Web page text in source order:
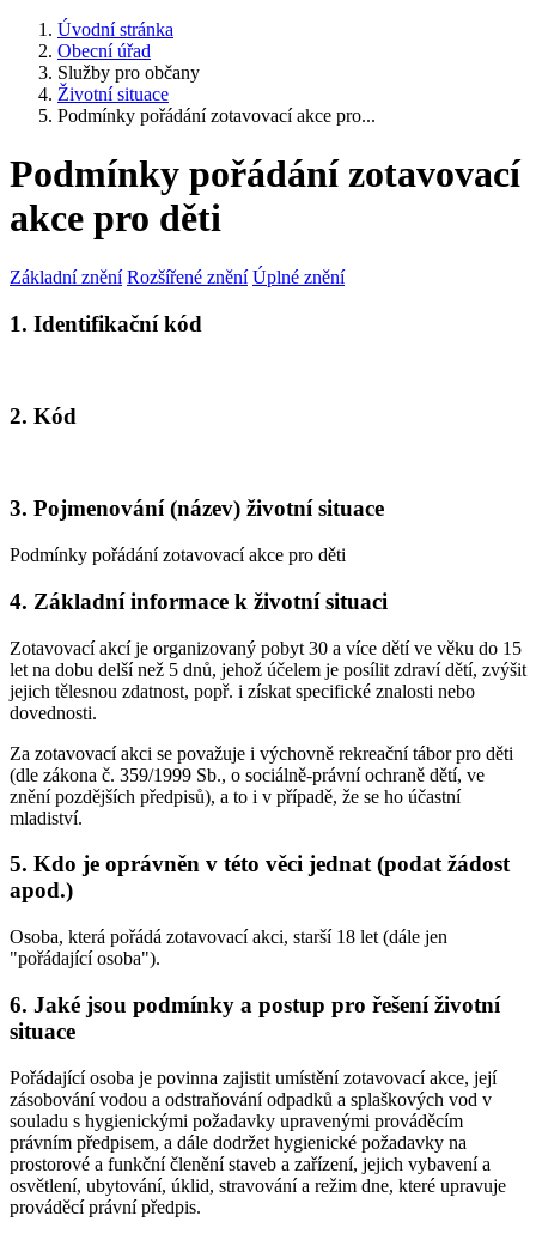
Úvodní stránka
Obecní úřad
Služby pro občany
Životní situace
Podmínky pořádání zotavovací akce pro...
Podmínky pořádání zotavovací
akce pro děti
Základní znění Rozšířené znění Úplné znění
1. Identifikační kód
2. Kód
3. Pojmenování (název) životní situace
Podmínky pořádání zotavovací akce pro děti
4. Základní informace k životní situaci
Zotavovací akcí je organizovaný pobyt 30 a více dětí ve věku do 15
let na dobu delší než 5 dnů, jehož účelem je posílit zdraví dětí, zvýšit
jejich tělesnou zdatnost, popř. i získat specifické znalosti nebo
dovednosti.
Za zotavovací akci se považuje i výchovně rekreační tábor pro děti
(dle zákona č. 359/1999 Sb., o sociálně-právní ochraně dětí, ve
znění pozdějších předpisů), a to i v případě, že se ho účastní
mladiství.
5. Kdo je oprávněn v této věci jednat (podat žádost
apod.)
Osoba, která pořádá zotavovací akci, starší 18 let (dále jen
"pořádající osoba").
6. Jaké jsou podmínky a postup pro řešení životní
situace
Pořádající osoba je povinna zajistit umístění zotavovací akce, její
zásobování vodou a odstraňování odpadků a splaškových vod v
souladu s hygienickými požadavky upravenými prováděcím
právním předpisem, a dále dodržet hygienické požadavky na
prostorové a funkční členění staveb a zařízení, jejich vybavení a
osvětlení, ubytování, úklid, stravování a režim dne, které upravuje
prováděcí právní předpis.